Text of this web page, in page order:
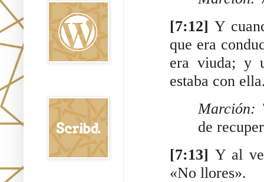
[7:12] Y
que era
era viuda; y
estaba con
Marción:
de
[7:13] Y al
«No llores».